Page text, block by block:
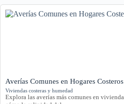
Averías Comunes en Hogares
Viviendas costeras y humedad
Explora las averías más comunes en